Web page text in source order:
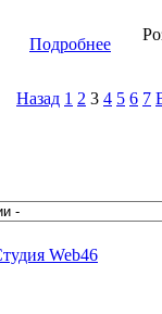
Подробнее
Назад 1 2 3 4 5 6 7
Web46